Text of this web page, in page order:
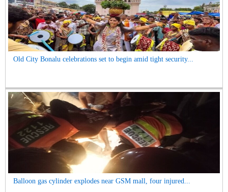
Old City Bonalu celebrations set to begin amid tight security...
Balloon gas cylinder explodes near GSM mall, four injured...